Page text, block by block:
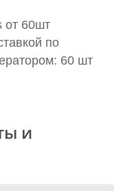
от 60шт
по
60 шт
и